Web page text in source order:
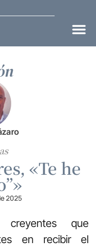
«Te he
2025
que
en recibir el